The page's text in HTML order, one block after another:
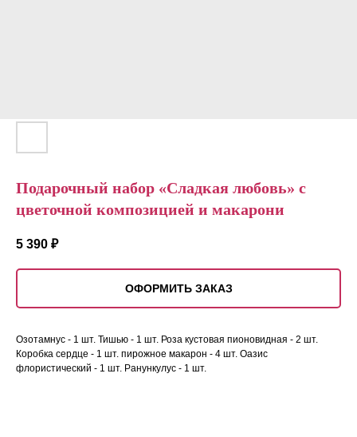
Подарочный набор «Сладкая любовь» с
цветочной композицией и макарони
5 390 ₽
ОФОРМИТЬ ЗАКАЗ
Озотамнус - 1 шт. Тишью - 1 шт. Роза кустовая пионовидная - 2 шт.
Коробка сердце - 1 шт. пирожное макарон - 4 шт. Оазис
флористический - 1 шт. Ранункулус - 1 шт.